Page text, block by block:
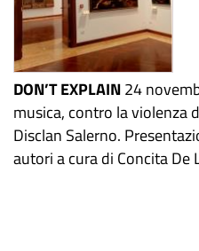
DON’TEXPLAIN24
musica, contro la violenza
Disclan Salerno.
autori a cura di Concita De